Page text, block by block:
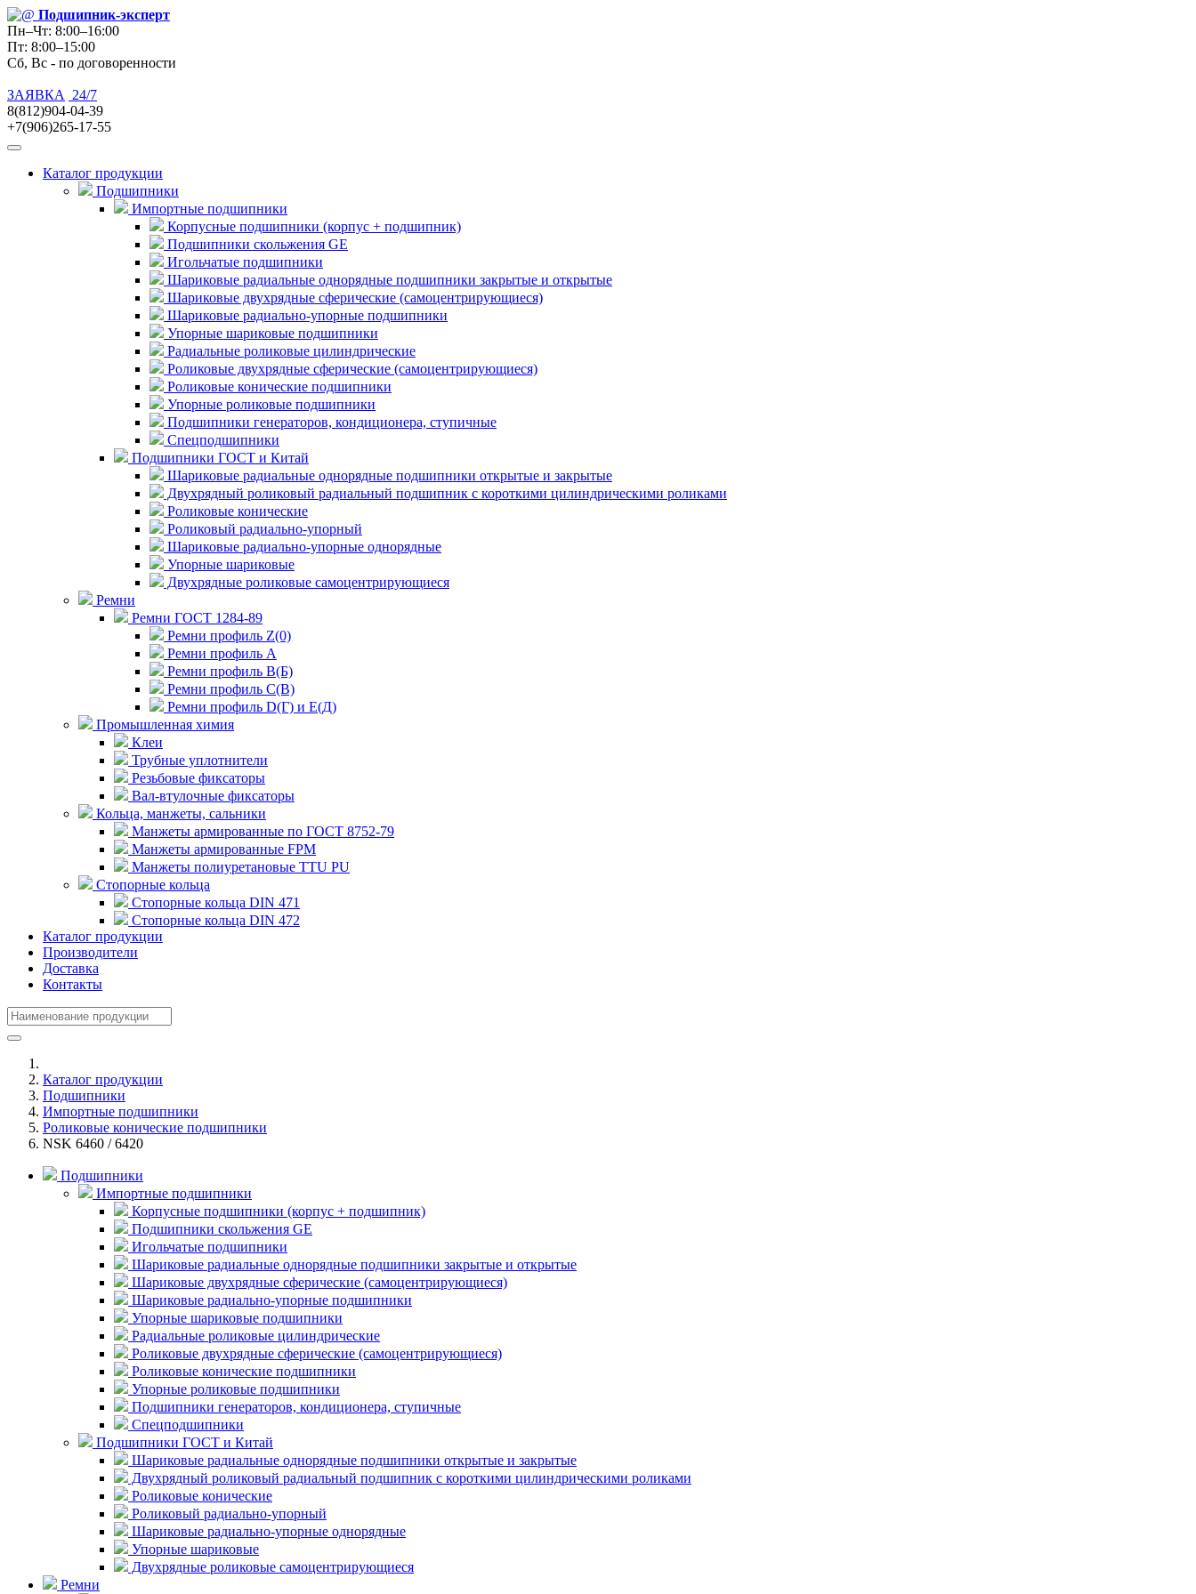
Подшипник-эксперт
Пн–Чт: 8:00–16:00
Пт: 8:00–15:00
Сб, Вс - по договоренности
ЗАЯВКА
24/7
8(812)904-04-39
+7(906)265-17-55
Каталог продукции
Подшипники
Импортные подшипники
Корпусные подшипники (корпус + подшипник)
Подшипники скольжения GE
Игольчатые подшипники
Шариковые радиальные однорядные подшипники закрытые и открытые
Шариковые двухрядные сферические (самоцентрирующиеся)
Шариковые радиально-упорные подшипники
Упорные шариковые подшипники
Радиальные роликовые цилиндрические
Роликовые двухрядные сферические (самоцентрирующиеся)
Роликовые конические подшипники
Упорные роликовые подшипники
Подшипники генераторов, кондиционера, ступичные
Спецподшипники
Подшипники ГОСТ и Китай
Шариковые радиальные однорядные подшипники открытые и закрытые
Двухрядный роликовый радиальный подшипник с короткими цилиндрическими роликами
Роликовые конические
Роликовый радиально-упорный
Шариковые радиально-упорные однорядные
Упорные шариковые
Двухрядные роликовые самоцентрирующиеся
Ремни
Ремни ГОСТ 1284-89
Ремни профиль Z(0)
Ремни профиль А
Ремни профиль В(Б)
Ремни профиль С(В)
Ремни профиль D(Г) и E(Д)
Промышленная химия
Клеи
Трубные уплотнители
Резьбовые фиксаторы
Вал-втулочные фиксаторы
Кольца, манжеты, сальники
Манжеты армированные по ГОСТ 8752-79
Манжеты армированные FPM
Манжеты полиуретановые TTU PU
Стопорные кольца
Стопорные кольца DIN 471
Стопорные кольца DIN 472
Каталог продукции
Производители
Доставка
Контакты
Каталог продукции
Подшипники
Импортные подшипники
Роликовые конические подшипники
NSK 6460 / 6420
Подшипники
Импортные подшипники
Корпусные подшипники (корпус + подшипник)
Подшипники скольжения GE
Игольчатые подшипники
Шариковые радиальные однорядные подшипники закрытые и открытые
Шариковые двухрядные сферические (самоцентрирующиеся)
Шариковые радиально-упорные подшипники
Упорные шариковые подшипники
Радиальные роликовые цилиндрические
Роликовые двухрядные сферические (самоцентрирующиеся)
Роликовые конические подшипники
Упорные роликовые подшипники
Подшипники генераторов, кондиционера, ступичные
Спецподшипники
Подшипники ГОСТ и Китай
Шариковые радиальные однорядные подшипники открытые и закрытые
Двухрядный роликовый радиальный подшипник с короткими цилиндрическими роликами
Роликовые конические
Роликовый радиально-упорный
Шариковые радиально-упорные однорядные
Упорные шариковые
Двухрядные роликовые самоцентрирующиеся
Ремни